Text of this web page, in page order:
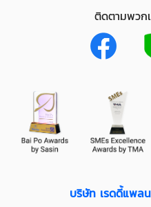
ติดตามพวก
บริษัท เรดดี้แพล